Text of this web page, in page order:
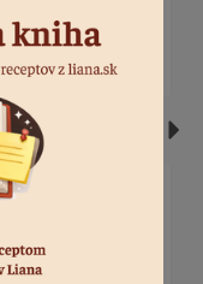
zlatá 10 cm